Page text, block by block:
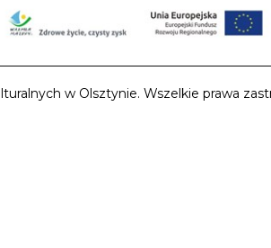
w Olsztynie. Wszelkie prawa